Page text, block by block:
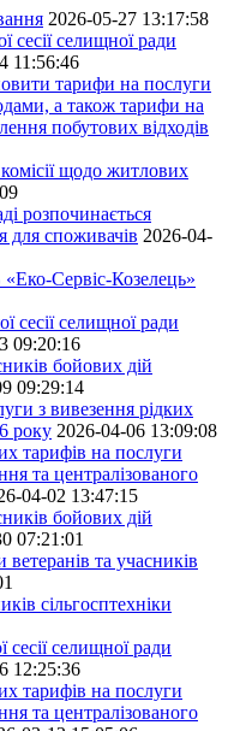
2026-05-27 13:17:58
сесії селищної ради
11:56:46
тарифи на послуги
а також тарифи на
побутових відходів
комісії щодо житлових
розпочинається
для споживачів 2026-04-
Сервіс-Козелець»
сесії селищної ради
09:20:16
бойових дій
09:29:14
з вивезення рідких
року 2026-04-06 13:09:08
тарифів на послуги
та централізованого
04-02 13:47:15
бойових дій
07:21:01
та учасників
сільгосптехніки
сесії селищної ради
12:25:36
тарифів на послуги
та централізованого